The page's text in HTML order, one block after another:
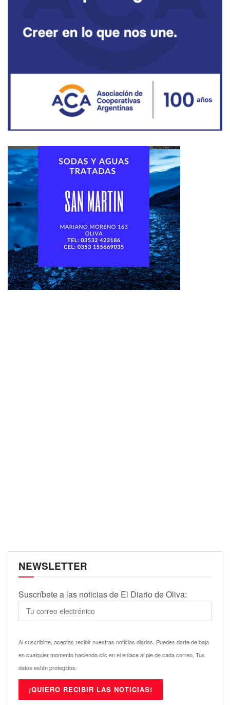
NEWSLETTER
Suscríbete a las noticias de El Diario de Oliva:
Al suscribirte, aceptas recibir nuestras noticias diarias. Puedes darte de baja
en cualquier momento haciendo clic en el enlace al pie de cada correo. Tus
datos están protegidos.